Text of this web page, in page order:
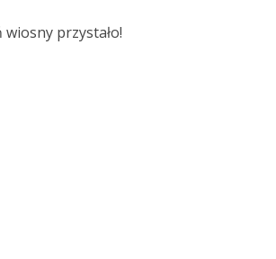
przystało!